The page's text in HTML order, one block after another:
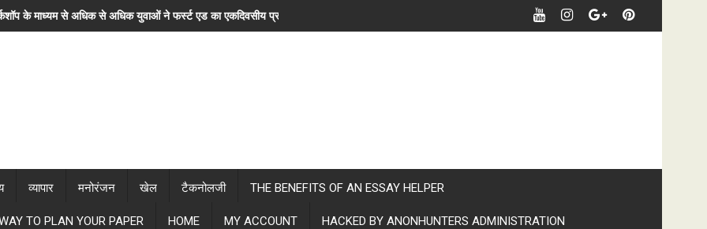
के माध्यम से अधिक से अधिक युवाओं ने फर्स्ट एड का एकदिवसीय प्रशिक्षण लिया। "हर खबर पर पैनी नजर" (IPN)इंडिया पब्लिक न्यूज।
व्यापार मनोरंजन खेल टैकनोलजी THE BENEFITS OF AN ESSAY HELPER
TO PLAN YOUR PAPER HOME MY ACCOUNT HACKED BY ANONHUNTERS ADMINISTRATION